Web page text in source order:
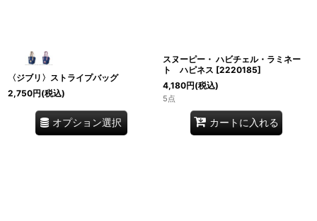
〈ジブリ〉ストライプバッグ
2,750円(税込)
オプション選択
スヌーピー・ ハビチェル・ラミネー
ト ハピネス [2220185]
4,180円(税込)
5点
カートに入れる